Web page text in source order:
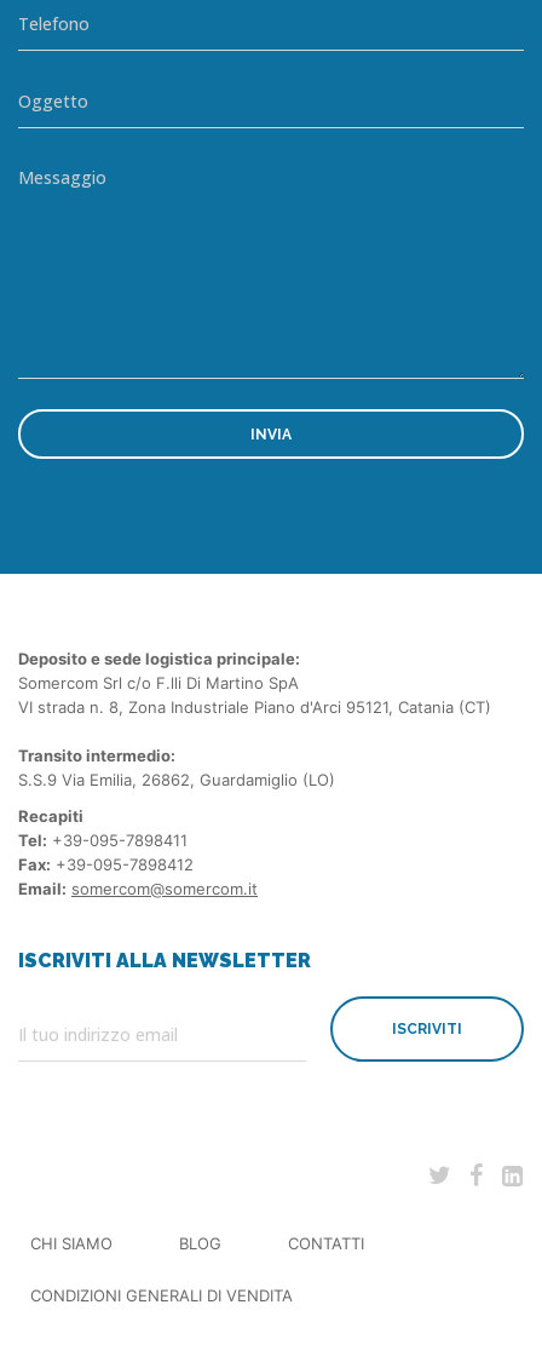
Deposito e sede logistica principale:
Somercom Srl c/o F.lli Di Martino SpA
VI strada n. 8, Zona Industriale Piano d'Arci 95121, Catania (CT)
Transito intermedio:
S.S.9 Via Emilia, 26862, Guardamiglio (LO)
Recapiti
Tel: +39-095-7898411
Fax: +39-095-7898412
Email: somercom@somercom.it
ISCRIVITI ALLA NEWSLETTER
ISCRIVITI
CHI SIAMO BLOG CONTATTI
CONDIZIONI GENERALI DI VENDITA